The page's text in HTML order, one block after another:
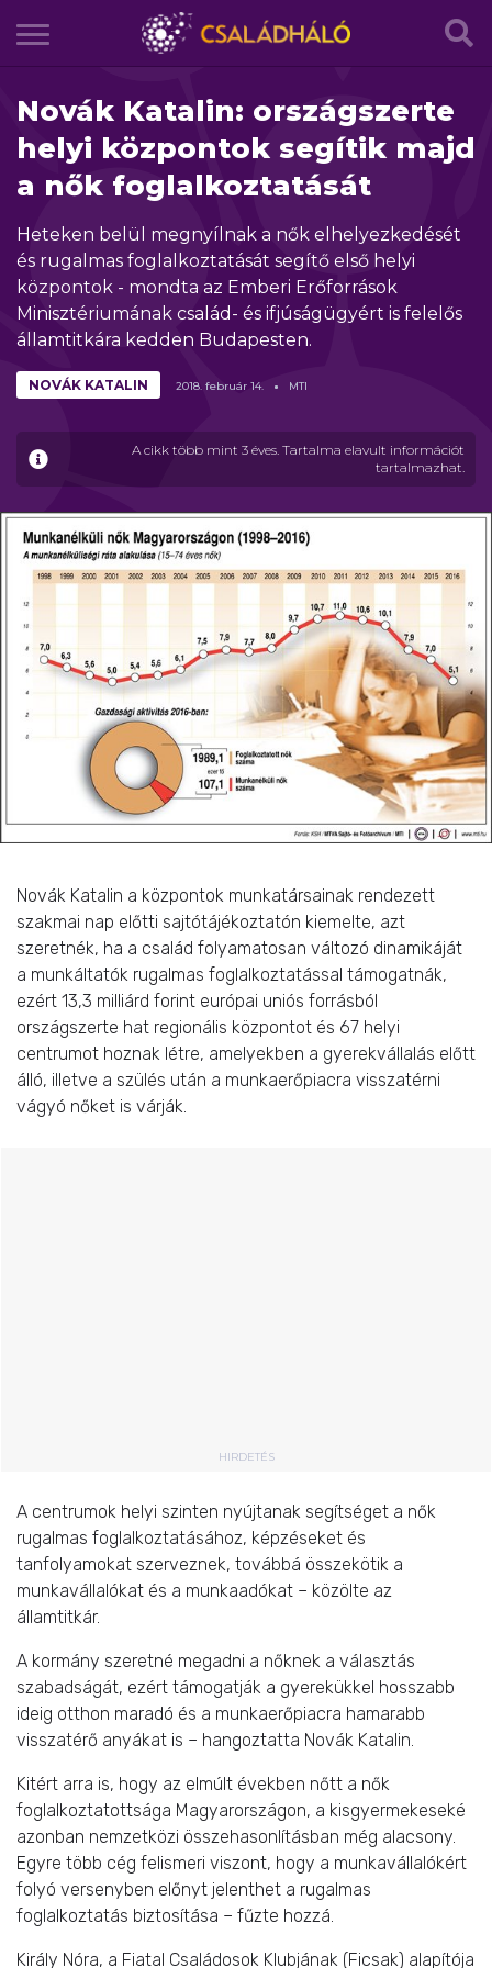
Novák Katalin: országszerte
helyi központok segítik majd
a nők foglalkoztatását
Heteken belül megnyílnak a nők elhelyezkedését
és rugalmas foglalkoztatását segítő első helyi
központok - mondta az Emberi Erőforrások
Minisztériumának család- és ifjúságügyért is felelős
államtitkára kedden Budapesten.
A cikk több mint 3 éves. Tartalma elavult információt
tartalmazhat.
NOVÁK KATALIN 2018. február 14. MTI
Novák Katalin a központok munkatársainak rendezett
szakmai nap előtti sajtótájékoztatón kiemelte, azt
szeretnék, ha a család folyamatosan változó dinamikáját
a munkáltatók rugalmas foglalkoztatással támogatnák,
ezért 13,3 milliárd forint európai uniós forrásból
országszerte hat regionális központot és 67 helyi
centrumot hoznak létre, amelyekben a gyerekvállalás előtt
álló, illetve a szülés után a munkaerőpiacra visszatérni
vágyó nőket is várják.
HIRDETÉS
A centrumok helyi szinten nyújtanak segítséget a nők
rugalmas foglalkoztatásához, képzéseket és
tanfolyamokat szerveznek, továbbá összekötik a
munkavállalókat és a munkaadókat – közölte az
államtitkár.
A kormány szeretné megadni a nőknek a választás
szabadságát, ezért támogatják a gyerekükkel hosszabb
ideig otthon maradó és a munkaerőpiacra hamarabb
visszatérő anyákat is – hangoztatta Novák Katalin.
Kitért arra is, hogy az elmúlt években nőtt a nők
foglalkoztatottsága Magyarországon, a kisgyermekeseké
azonban nemzetközi összehasonlításban még alacsony.
Egyre több cég felismeri viszont, hogy a munkavállalókért
folyó versenyben előnyt jelenthet a rugalmas
foglalkoztatás biztosítása – fűzte hozzá.
Király Nóra, a Fiatal Családosok Klubjának (Ficsak) alapítója